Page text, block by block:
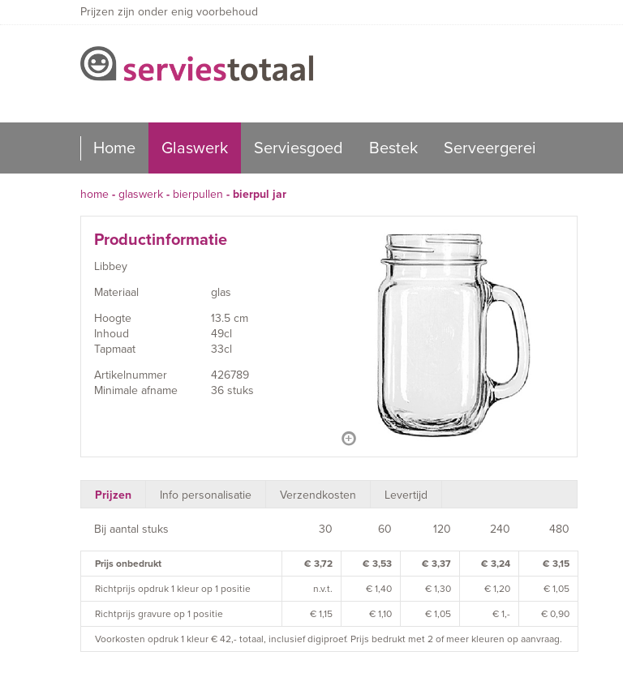
Prijzen zijn onder enig voorbehoud
Home Glaswerk Serviesgoed Bestek Serveergerei
home - glaswerk - bierpullen - bierpul jar
Productinformatie
Libbey
Materiaal
glas
Hoogte
13.5 cm
Inhoud
49cl
Tapmaat
33cl
Artikelnummer
426789
Minimale afname
36 stuks
Prijzen Info personalisatie Verzendkosten Levertijd
Bij aantal stuks 30 60 120 240 480
Prijs onbedrukt € 3,72 € 3,53 € 3,37 € 3,24 € 3,15
Richtprijs opdruk 1 kleur op 1 positie n.v.t. € 1,40 € 1,30 € 1,20 € 1,05
Richtprijs gravure op 1 positie € 1,15 € 1,10 € 1,05 € 1,- € 0,90
Voorkosten opdruk 1 kleur € 42,- totaal, inclusief digiproef. Prijs bedrukt met 2 of meer kleuren op aanvraag.